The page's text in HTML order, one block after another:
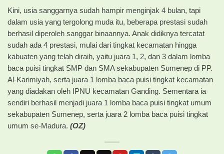
Kini, usia sanggarnya sudah hampir menginjak 4 bulan, tapi
dalam usia yang tergolong muda itu, beberapa prestasi sudah
berhasil diperoleh sanggar binaannya. Anak didiknya tercatat
sudah ada 4 prestasi, mulai dari tingkat kecamatan hingga
kabuaten yang telah diraih, yaitu juara 1, 2, dan 3 dalam lomba
baca puisi tingkat SMP dan SMA sekabupaten Sumenep di PP.
Al-Karimiyah, serta juara 1 lomba baca puisi tingkat kecamatan
yang diadakan oleh IPNU kecamatan Ganding. Sementara ia
sendiri berhasil menjadi juara 1 lomba baca puisi tingkat umum
sekabupaten Sumenep, serta juara 2 lomba baca puisi tingkat
umum se-Madura. (OZ)